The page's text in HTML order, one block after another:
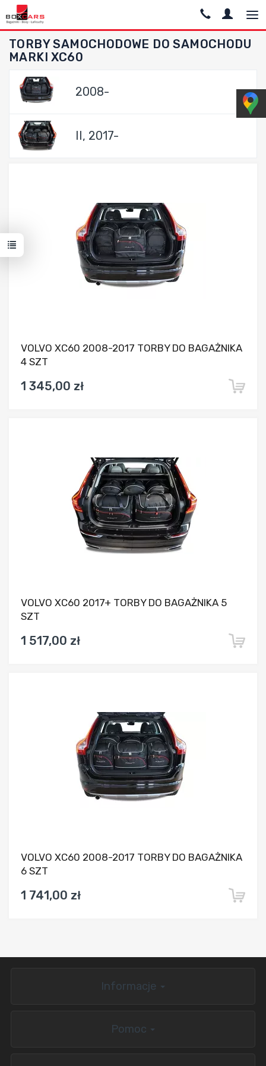
TORBY SAMOCHODOWE DO SAMOCHODU
MARKI XC60
2008-
II, 2017-
VOLVO XC60 2008-2017 TORBY DO BAGAŻNIKA
4 SZT
1 345,00 zł
VOLVO XC60 2017+ TORBY DO BAGAŻNIKA 5
SZT
1 517,00 zł
VOLVO XC60 2008-2017 TORBY DO BAGAŻNIKA
6 SZT
1 741,00 zł
Informacje
Pomoc